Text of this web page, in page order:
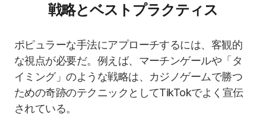
戦略とベストプラクティス
ポピュラーな手法にアプローチするには、客観的
な視点が必要だ。例えば、マーチンゲールや「タ
イミング」のような戦略は、カジノゲームで勝つ
ための奇跡のテクニックとしてTikTokでよく宣伝
されている。